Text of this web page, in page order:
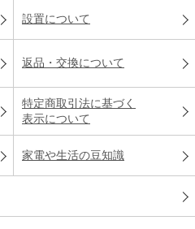
設置について
返品・交換について
特定商取引法に基づく
表示について
家電や生活の豆知識